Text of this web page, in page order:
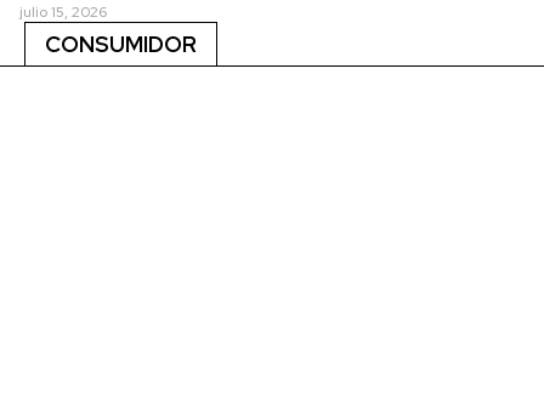
julio 15, 2026
CONSUMIDOR